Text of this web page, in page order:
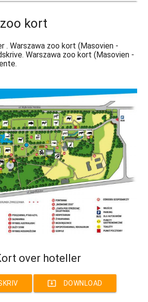
kort
. Warszawa zoo kort (Masovien -
Warszawa zoo kort (Masovien -
over hoteller
system_update_alt DOWNLOAD